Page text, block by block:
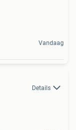
Vandaag
Details